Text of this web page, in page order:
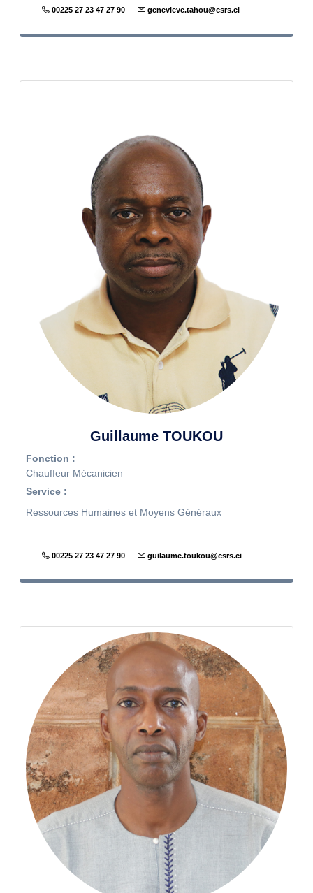
00225 27 23 47 27 90 genevieve.tahou@csrs.ci
Guillaume TOUKOU
Fonction :
Chauffeur Mécanicien
Service :
Ressources Humaines et Moyens Généraux
00225 27 23 47 27 90 guilaume.toukou@csrs.ci